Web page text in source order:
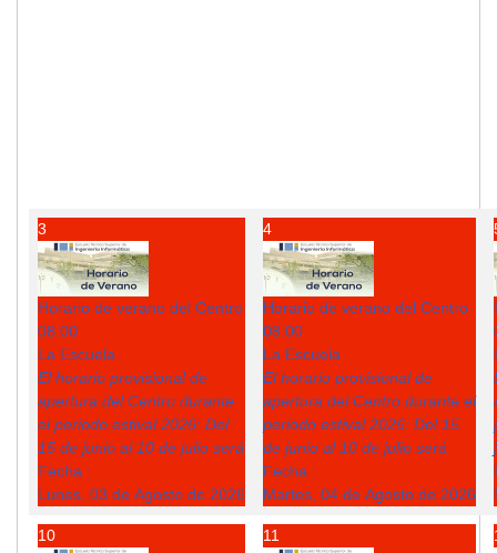
3
Horario de verano del Centro
08:00
La Escuela
El horario provisional de
apertura del Centro durante
el periodo estival 2026: Del
15 de junio al 10 de julio será
Fecha :
Lunes, 03 de Agosto de 2026
4
Horario de verano del Centro
08:00
La Escuela
El horario provisional de
apertura del Centro durante el
periodo estival 2026: Del 15
de junio al 10 de julio será
Fecha :
Martes, 04 de Agosto de 2026
10 11